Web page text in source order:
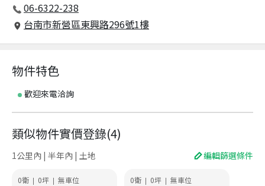
06-6322-238
台南市新營區東興路296號1樓
物件特色
歡迎來電洽詢
類似物件實價登錄(4)
1公里內 | 半年內 | 土地 編輯篩選條件
0衛 | 0坪 | 無車位 0衛 | 0坪 | 無車位